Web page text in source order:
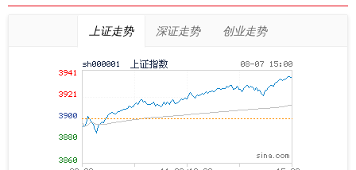
上证走势 深证走势 创业走势